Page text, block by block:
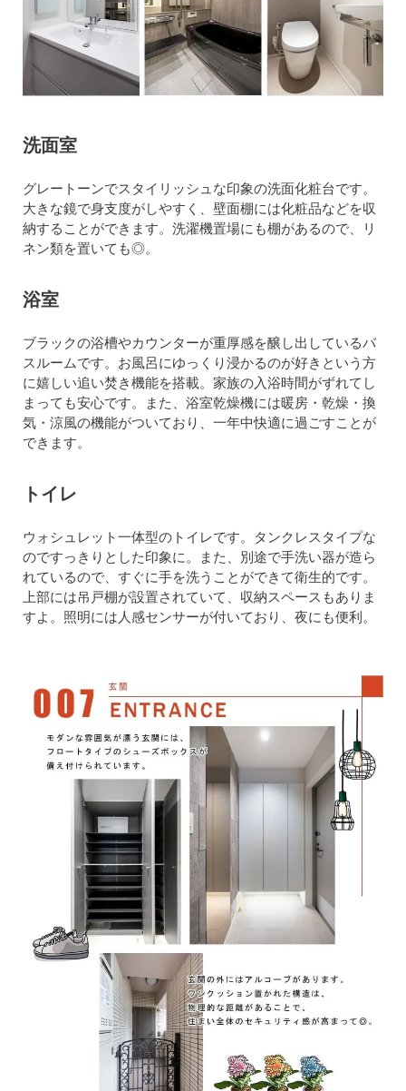
洗面室
グレートーンでスタイリッシュな印象の洗面化粧台です。
大きな鏡で身支度がしやすく、壁面棚には化粧品などを収
納することができます。洗濯機置場にも棚があるので、リ
ネン類を置いても◎。
浴室
ブラックの浴槽やカウンターが重厚感を醸し出しているバ
スルームです。お風呂にゆっくり浸かるのが好きという方
に嬉しい追い焚き機能を搭載。家族の入浴時間がずれてし
まっても安心です。また、浴室乾燥機には暖房・乾燥・換
気・涼風の機能がついており、一年中快適に過ごすことが
できます。
トイレ
ウォシュレット一体型のトイレです。タンクレスタイプな
のですっきりとした印象に。また、別途で手洗い器が造ら
れているので、すぐに手を洗うことができて衛生的です。
上部には吊戸棚が設置されていて、収納スペースもありま
すよ。照明には人感センサーが付いており、夜にも便利。